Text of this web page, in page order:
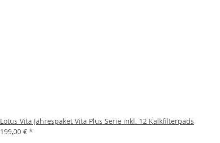
Lotus Vita Jahrespaket Vita Plus Serie inkl. 12 Kalkfilterpads
199,00 € *